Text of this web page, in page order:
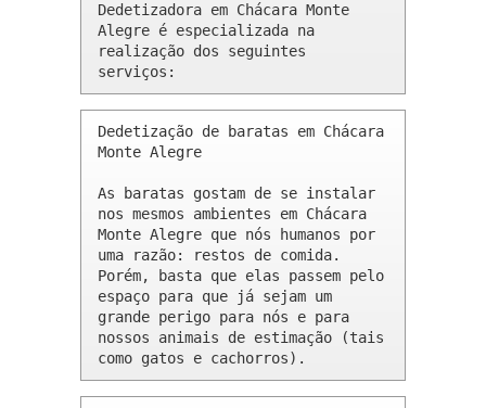
Dedetizadora em Chácara Monte
Alegre é especializada na
realização dos seguintes
serviços:
Dedetização de baratas em Chácara
Monte Alegre
As baratas gostam de se instalar
nos mesmos ambientes em Chácara
Monte Alegre que nós humanos por
uma razão: restos de comida.
Porém, basta que elas passem pelo
espaço para que já sejam um
grande perigo para nós e para
nossos animais de estimação (tais
como gatos e cachorros).